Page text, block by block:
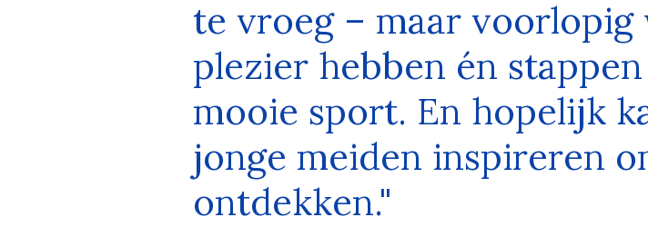
te vroeg – maar
plezier hebben én
mooie sport. En hopelijk
jonge meiden inspireren
ontdekken."